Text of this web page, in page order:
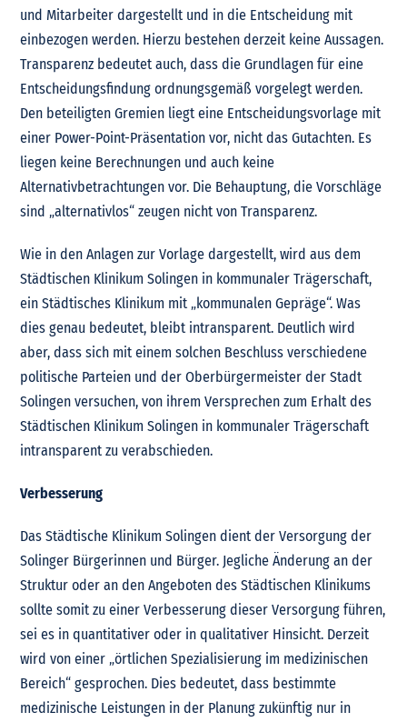
und Mitarbeiter dargestellt und in die Entscheidung mit
einbezogen werden. Hierzu bestehen derzeit keine Aussagen.
Transparenz bedeutet auch, dass die Grundlagen für eine
Entscheidungsfindung ordnungsgemäß vorgelegt werden.
Den beteiligten Gremien liegt eine Entscheidungsvorlage mit
einer Power-Point-Präsentation vor, nicht das Gutachten. Es
liegen keine Berechnungen und auch keine
Alternativbetrachtungen vor. Die Behauptung, die Vorschläge
sind „alternativlos“ zeugen nicht von Transparenz.
Wie in den Anlagen zur Vorlage dargestellt, wird aus dem
Städtischen Klinikum Solingen in kommunaler Trägerschaft,
ein Städtisches Klinikum mit „kommunalen Gepräge“. Was
dies genau bedeutet, bleibt intransparent. Deutlich wird
aber, dass sich mit einem solchen Beschluss verschiedene
politische Parteien und der Oberbürgermeister der Stadt
Solingen versuchen, von ihrem Versprechen zum Erhalt des
Städtischen Klinikum Solingen in kommunaler Trägerschaft
intransparent zu verabschieden.
Verbesserung
Das Städtische Klinikum Solingen dient der Versorgung der
Solinger Bürgerinnen und Bürger. Jegliche Änderung an der
Struktur oder an den Angeboten des Städtischen Klinikums
sollte somit zu einer Verbesserung dieser Versorgung führen,
sei es in quantitativer oder in qualitativer Hinsicht. Derzeit
wird von einer „örtlichen Spezialisierung im medizinischen
Bereich“ gesprochen. Dies bedeutet, dass bestimmte
medizinische Leistungen in der Planung zukünftig nur in